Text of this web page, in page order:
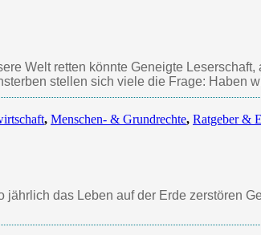
Welt retten könnte Geneigte Leserschaft,
stellen sich viele die Frage: Haben
, Menschen- & Grundrechte, Ratgeber &
das Leben auf der Erde zerstören